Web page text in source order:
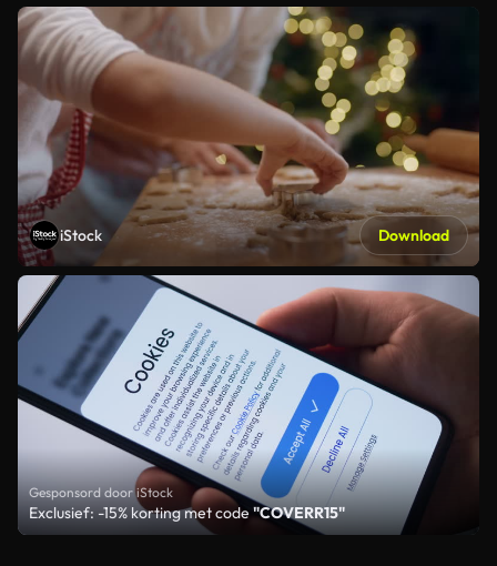
iStock Download
Gesponsord door iStock
Exclusief: -15% korting met code "COVERR15"